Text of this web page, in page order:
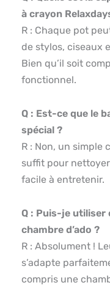
à crayon
R : Chaque pot
de stylos, ciseaux
Bien qu’il soit
fonctionnel.
Q : Est-ce que le
spécial ?
R : Non, un
suffit pour
facile à entretenir.
Q : Puis-je utiliser
chambre d’ado ?
R : Absolument !
s’adapte
compris une